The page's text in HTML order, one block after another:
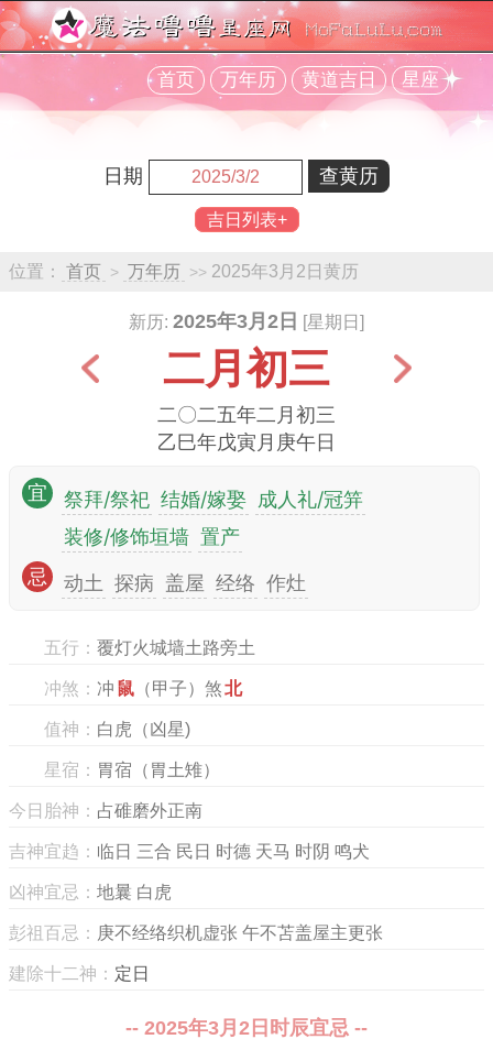
首页 万年历 黄道吉日 星座
日期
吉日列表+
位置： 首页 > 万年历 >> 2025年3月2日黄历
新历: 2025年3月2日 [星期日]
二月初三
二〇二五年二月初三
乙巳年戊寅月庚午日
宜 祭拜/祭祀 结婚/嫁娶 成人礼/冠笄
装修/修饰垣墙 置产
忌 动土 探病 盖屋 经络 作灶
五行： 覆灯火城墙土路旁土
冲煞： 冲 鼠 （甲子）煞北
值神： 白虎（凶星)
星宿： 胃宿（胃土雉）
今日胎神： 占碓磨外正南
吉神宜趋： 临日 三合 民日 时德 天马 时阴 鸣犬
凶神宜忌： 地曩 白虎
彭祖百忌： 庚不经络织机虚张 午不苫盖屋主更张
建除十二神： 定日
-- 2025年3月2日时辰宜忌 --